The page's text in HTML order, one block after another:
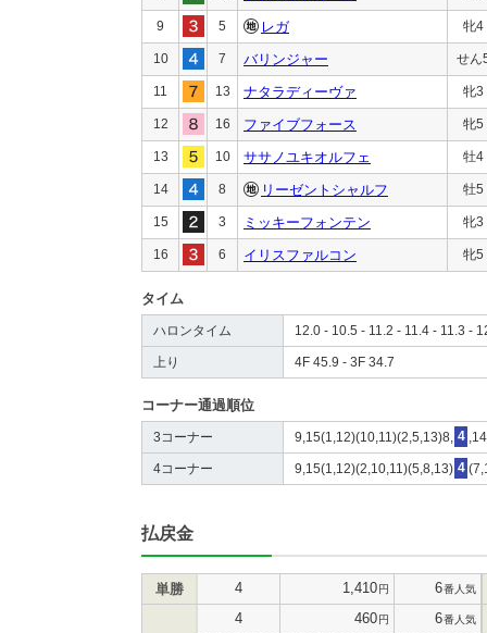
9 5 レガ 牝4
10 7 バリンジャー せん
11 13 ナタラディーヴァ 牝3
12 16 ファイブフォース 牝5
13 10 ササノユキオルフェ 牡4
14 8 リーゼントシャルフ 牡5
15 3 ミッキーフォンテン 牝3
16 6 イリスファルコン 牝5
タイム
ハロンタイム 12.0 - 10.5 - 11.2 - 11.4 - 11.3 -
上り 4F 45.9 - 3F 34.7
コーナー通過順位
3コーナー 9,15(1,12)(10,11)(2,5,13)8, 4
4コーナー 9,15(1,12)(2,10,11)(5,8,13) 4
払戻金
単勝 4 1,410円 6番人気
4 460円 6番人気